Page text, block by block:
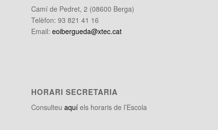
Camí de Pedret, 2 (08600 Berga)
Telèfon: 93 821 41 16
Email: eoibergueda@xtec.cat
HORARI SECRETARIA
Consulteu aquíels horaris de l’Escola